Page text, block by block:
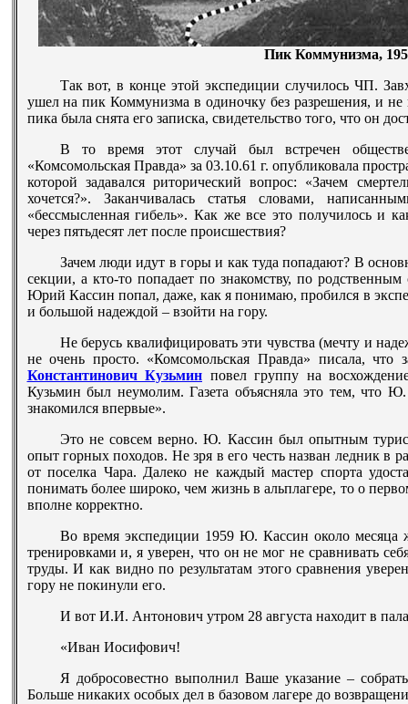
Пик Коммунизма,
Так вот, в конце этой экспедиции случилось ЧП.
ушел на пик Коммунизма в одиночку без разрешения, и не
пика была снята его записка, свидетельство того, что он
В то время этот случай был встречен
«Комсомольская Правда» за 03.10.61 г. опубликовала
которой задавался риторический вопрос: «Зачем
хочется?». Заканчивалась статья словами,
«бессмысленная гибель». Как же все это получилось и
через пятьдесят лет после происшествия?
Зачем люди идут в горы и как туда попадают? В
секции, а кто-то попадает по знакомству, по
Юрий Кассин попал, даже, как я понимаю, пробился в
и большой надеждой – взойти на гору.
Не берусь квалифицировать эти чувства (мечту и
не очень просто. «Комсомольская Правда» писала,
Константинович Кузьмин повел группу на
Кузьмин был неумолим. Газета объясняла это тем, что
знакомился впервые».
Это не совсем верно. Ю. Кассин был опытным
опыт горных походов. Не зря в его честь назван ледник в
от поселка Чара. Далеко не каждый мастер спорта
понимать более широко, чем жизнь в альплагере, то о
вполне корректно.
Во время экспедиции 1959 Ю. Кассин около месяца
тренировками и, я уверен, что он не мог не сравнивать
труды. И как видно по результатам этого сравнения
гору не покинули его.
И вот И.И. Антонович утром 28 августа находит в
«Иван Иосифович!
Я добросовестно выполнил Ваше указание –
Больше никаких особых дел в базовом лагере до